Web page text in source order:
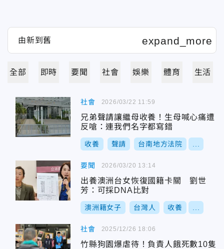
全部 即時 要聞 社會 娛樂 體育 生活
社會
兄弟聲請讓繼母收養！生母喊心痛遭
反嗆：連我們名字都寫錯
收養 聲請 台南地方法院
2026/03/22 11:59
要聞
出養澳洲台女恢復國籍卡關 劉世
芳：可採DNA比對
澳洲籍女子 台灣人 收養
2026/03/20 13:14
社會
竹縣狗園爆虐待！負責人餓死數10隻
2025/12/26 18:06